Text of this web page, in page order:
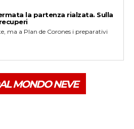
la partenza rialzata. Sulla
ma a Plan de Corones i preparativi
MONDO NEVE